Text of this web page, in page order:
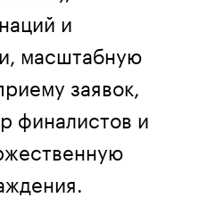
и
масштабную
заявок,
финалистов и